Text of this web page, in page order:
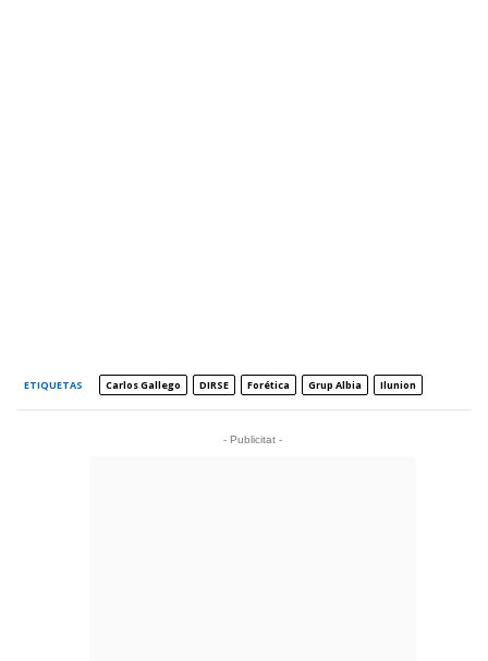
ETIQUETAS Carlos Gallego DIRSE Forética Grup Albia Ilunion
- Publicitat -